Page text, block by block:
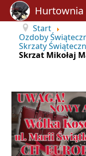
Start
Ozdoby
Skrzaty
Skrzat Mikołaj
Hurtownia